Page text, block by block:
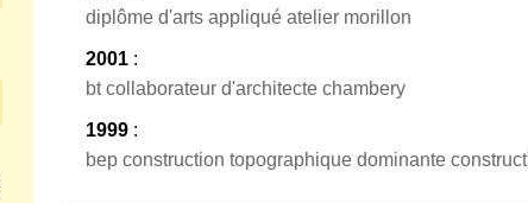
diplôme d'arts appliqué atelier morillon
2001 :
bt collaborateur d'architecte chambery
1999 :
bep construction topographique dominante